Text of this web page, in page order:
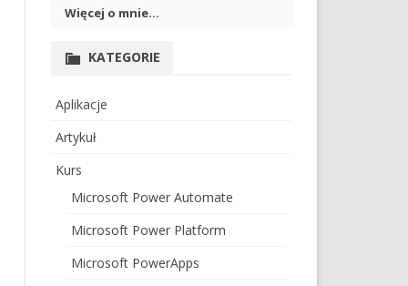
Więcej o mnie...
KATEGORIE
Aplikacje
Artykuł
Kurs
Microsoft Power Automate
Microsoft Power Platform
Microsoft PowerApps